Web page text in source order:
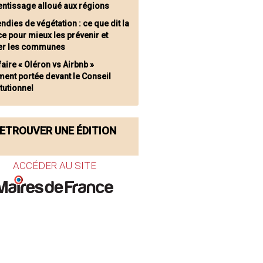
alloué aux régions
de végétation : ce que dit la
pour mieux les prévenir et
les communes
« Oléron vs Airbnb »
portée devant le Conseil
UNE ÉDITION
ACCÉDER AU SITE